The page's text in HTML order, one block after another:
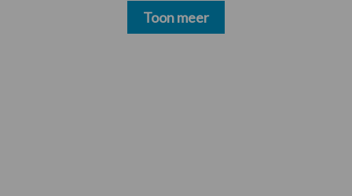
Toon meer